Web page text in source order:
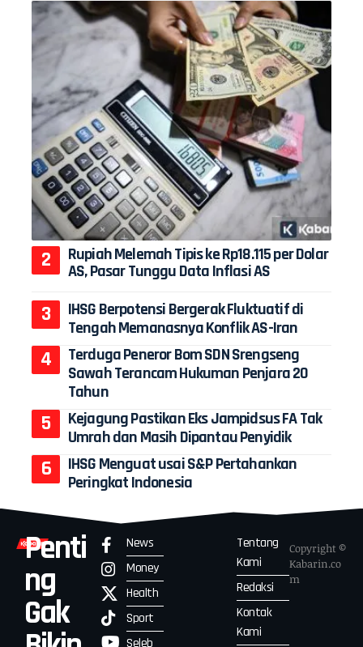
Rupiah Melemah Tipis ke Rp18.115 per Dolar
AS, Pasar Tunggu Data Inflasi AS
IHSG Berpotensi Bergerak Fluktuatif di
Tengah Memanasnya Konflik AS-Iran
Terduga Peneror Bom SDN Srengseng
Sawah Terancam Hukuman Penjara 20
Tahun
Kejagung Pastikan Eks Jampidsus FA Tak
Umrah dan Masih Dipantau Penyidik
IHSG Menguat usai S&P Pertahankan
Peringkat Indonesia
Penti
ng
Gak
News
Money
Health
Sport
Seleb
Tentang
Kami
Redaksi
Kontak
Kami
Copyright ©
Kabarin.co
m